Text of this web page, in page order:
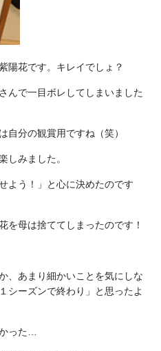
陽花です。キレイでしょ？
んで一目ボレしてしまいました
自分の観賞用ですね（笑）
しみました。
よう！」と心に決めたのです
を母は捨ててしまったのです！
、あまり細かいことを気にしな
シーズンで終わり」と思ったよ
った…